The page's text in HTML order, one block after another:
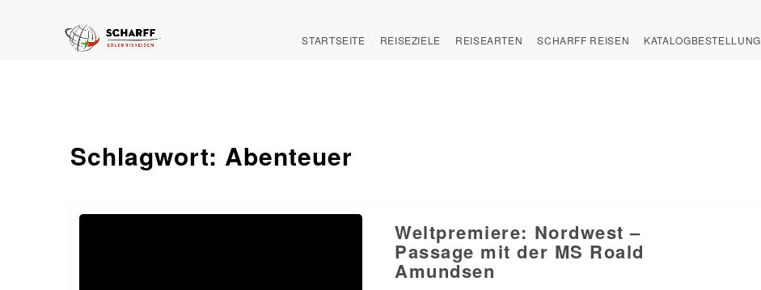
STARTSEITE REISEZIELE REISEARTEN SCHARFF REISEN KATALOGBESTELLUNG
Schlagwort: Abenteuer
Weltpremiere: Nordwest –
Passage mit der MS Roald
Amundsen